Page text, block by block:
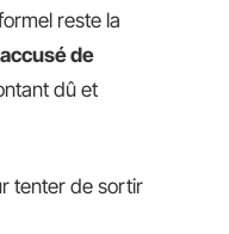
reste la
de
dû et
tenter de sortir